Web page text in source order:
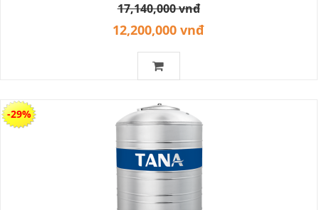
17,140,000 vnđ
12,200,000 vnđ
-29%